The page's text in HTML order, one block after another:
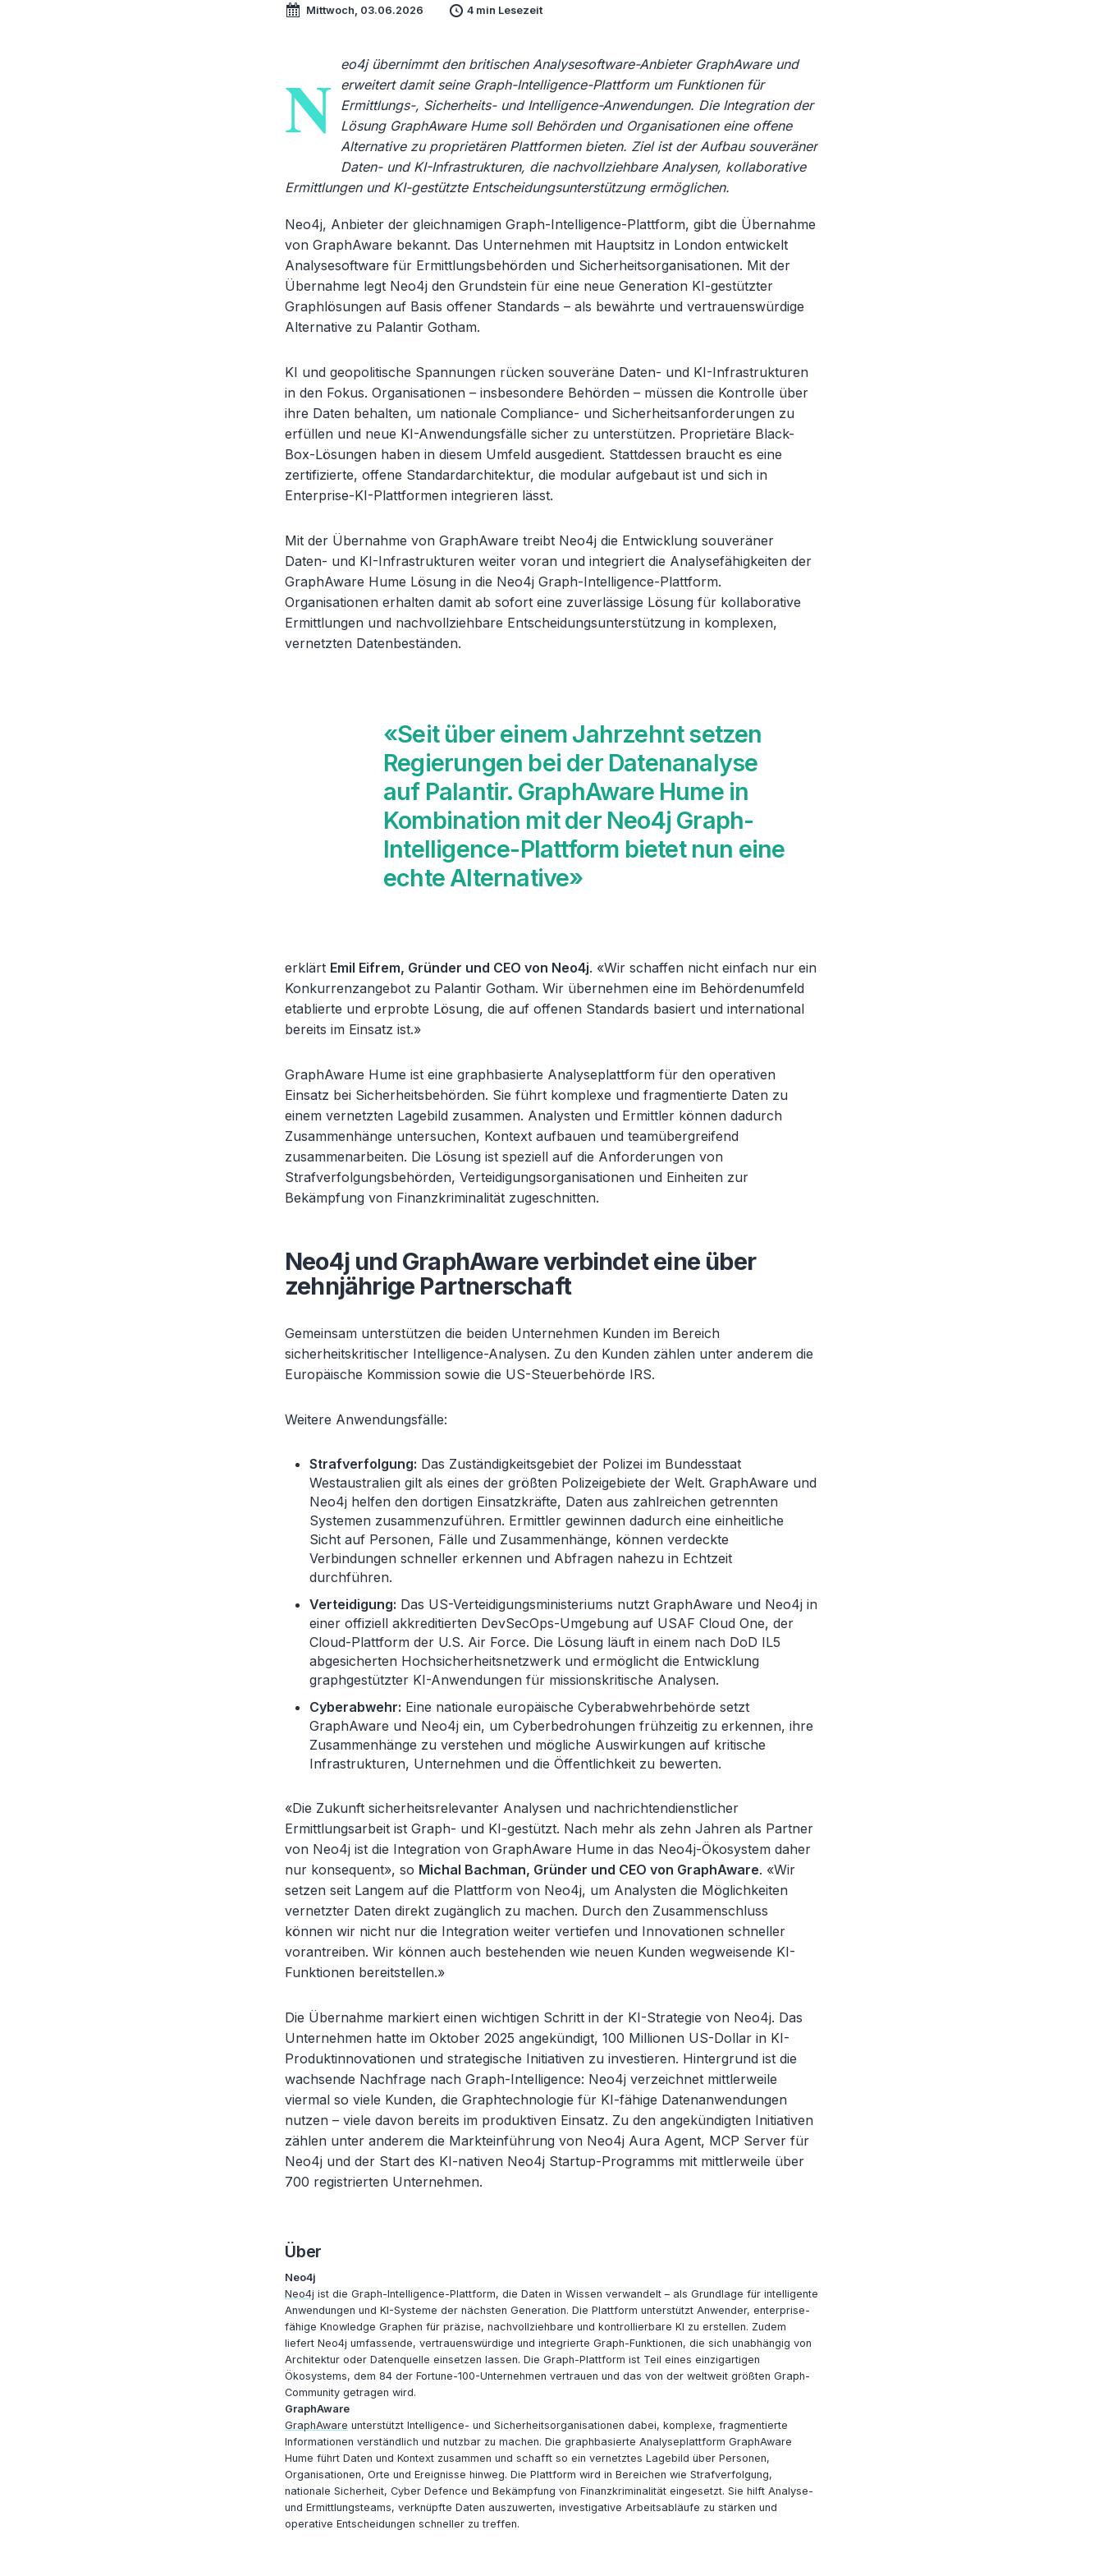
Mittwoch, 03.06.2026 4 min Lesezeit
N
eo4j übernimmt den britischen Analysesoftware-Anbieter GraphAware und
erweitert damit seine Graph-Intelligence-Plattform um Funktionen für
Ermittlungs-, Sicherheits- und Intelligence-Anwendungen. Die Integration der
Lösung GraphAware Hume soll Behörden und Organisationen eine offene
Alternative zu proprietären Plattformen bieten. Ziel ist der Aufbau souveräner
Daten- und KI-Infrastrukturen, die nachvollziehbare Analysen, kollaborative
Ermittlungen und KI-gestützte Entscheidungsunterstützung ermöglichen.
Neo4j, Anbieter der gleichnamigen Graph-Intelligence-Plattform, gibt die Übernahme
von GraphAware bekannt. Das Unternehmen mit Hauptsitz in London entwickelt
Analysesoftware für Ermittlungsbehörden und Sicherheitsorganisationen. Mit der
Übernahme legt Neo4j den Grundstein für eine neue Generation KI-gestützter
Graphlösungen auf Basis offener Standards – als bewährte und vertrauenswürdige
Alternative zu Palantir Gotham.
KI und geopolitische Spannungen rücken souveräne Daten- und KI-Infrastrukturen
in den Fokus. Organisationen – insbesondere Behörden – müssen die Kontrolle über
ihre Daten behalten, um nationale Compliance- und Sicherheitsanforderungen zu
erfüllen und neue KI-Anwendungsfälle sicher zu unterstützen. Proprietäre Black-
Box-Lösungen haben in diesem Umfeld ausgedient. Stattdessen braucht es eine
zertifizierte, offene Standardarchitektur, die modular aufgebaut ist und sich in
Enterprise-KI-Plattformen integrieren lässt.
Mit der Übernahme von GraphAware treibt Neo4j die Entwicklung souveräner
Daten- und KI-Infrastrukturen weiter voran und integriert die Analysefähigkeiten der
GraphAware Hume Lösung in die Neo4j Graph-Intelligence-Plattform.
Organisationen erhalten damit ab sofort eine zuverlässige Lösung für kollaborative
Ermittlungen und nachvollziehbare Entscheidungsunterstützung in komplexen,
vernetzten Datenbeständen.
«Seit über einem Jahrzehnt setzen
Regierungen bei der Datenanalyse
auf Palantir. GraphAware Hume in
Kombination mit der Neo4j Graph-
Intelligence-Plattform bietet nun eine
echte Alternative»
erklärt Emil Eifrem, Gründer und CEO von Neo4j. «Wir schaffen nicht einfach nur ein
Konkurrenzangebot zu Palantir Gotham. Wir übernehmen eine im Behördenumfeld
etablierte und erprobte Lösung, die auf offenen Standards basiert und international
bereits im Einsatz ist.»
GraphAware Hume ist eine graphbasierte Analyseplattform für den operativen
Einsatz bei Sicherheitsbehörden. Sie führt komplexe und fragmentierte Daten zu
einem vernetzten Lagebild zusammen. Analysten und Ermittler können dadurch
Zusammenhänge untersuchen, Kontext aufbauen und teamübergreifend
zusammenarbeiten. Die Lösung ist speziell auf die Anforderungen von
Strafverfolgungsbehörden, Verteidigungsorganisationen und Einheiten zur
Bekämpfung von Finanzkriminalität zugeschnitten.
Neo4j und GraphAware verbindet eine über
zehnjährige Partnerschaft
Gemeinsam unterstützen die beiden Unternehmen Kunden im Bereich
sicherheitskritischer Intelligence-Analysen. Zu den Kunden zählen unter anderem die
Europäische Kommission sowie die US-Steuerbehörde IRS.
Weitere Anwendungsfälle:
Strafverfolgung: Das Zuständigkeitsgebiet der Polizei im Bundesstaat
Westaustralien gilt als eines der größten Polizeigebiete der Welt. GraphAware und
Neo4j helfen den dortigen Einsatzkräfte, Daten aus zahlreichen getrennten
Systemen zusammenzuführen. Ermittler gewinnen dadurch eine einheitliche
Sicht auf Personen, Fälle und Zusammenhänge, können verdeckte
Verbindungen schneller erkennen und Abfragen nahezu in Echtzeit
durchführen.
Verteidigung: Das US-Verteidigungsministeriums nutzt GraphAware und Neo4j in
einer offiziell akkreditierten DevSecOps-Umgebung auf USAF Cloud One, der
Cloud-Plattform der U.S. Air Force. Die Lösung läuft in einem nach DoD IL5
abgesicherten Hochsicherheitsnetzwerk und ermöglicht die Entwicklung
graphgestützter KI-Anwendungen für missionskritische Analysen.
Cyberabwehr: Eine nationale europäische Cyberabwehrbehörde setzt
GraphAware und Neo4j ein, um Cyberbedrohungen frühzeitig zu erkennen, ihre
Zusammenhänge zu verstehen und mögliche Auswirkungen auf kritische
Infrastrukturen, Unternehmen und die Öffentlichkeit zu bewerten.
«Die Zukunft sicherheitsrelevanter Analysen und nachrichtendienstlicher
Ermittlungsarbeit ist Graph- und KI-gestützt. Nach mehr als zehn Jahren als Partner
von Neo4j ist die Integration von GraphAware Hume in das Neo4j-Ökosystem daher
nur konsequent», so Michal Bachman, Gründer und CEO von GraphAware. «Wir
setzen seit Langem auf die Plattform von Neo4j, um Analysten die Möglichkeiten
vernetzter Daten direkt zugänglich zu machen. Durch den Zusammenschluss
können wir nicht nur die Integration weiter vertiefen und Innovationen schneller
vorantreiben. Wir können auch bestehenden wie neuen Kunden wegweisende KI-
Funktionen bereitstellen.»
Die Übernahme markiert einen wichtigen Schritt in der KI-Strategie von Neo4j. Das
Unternehmen hatte im Oktober 2025 angekündigt, 100 Millionen US-Dollar in KI-
Produktinnovationen und strategische Initiativen zu investieren. Hintergrund ist die
wachsende Nachfrage nach Graph-Intelligence: Neo4j verzeichnet mittlerweile
viermal so viele Kunden, die Graphtechnologie für KI-fähige Datenanwendungen
nutzen – viele davon bereits im produktiven Einsatz. Zu den angekündigten Initiativen
zählen unter anderem die Markteinführung von Neo4j Aura Agent, MCP Server für
Neo4j und der Start des KI-nativen Neo4j Startup-Programms mit mittlerweile über
700 registrierten Unternehmen.
Über
Neo4j
Neo4j ist die Graph-Intelligence-Plattform, die Daten in Wissen verwandelt – als Grundlage für intelligente
Anwendungen und KI-Systeme der nächsten Generation. Die Plattform unterstützt Anwender, enterprise-
fähige Knowledge Graphen für präzise, nachvollziehbare und kontrollierbare KI zu erstellen. Zudem
liefert Neo4j umfassende, vertrauenswürdige und integrierte Graph-Funktionen, die sich unabhängig von
Architektur oder Datenquelle einsetzen lassen. Die Graph-Plattform ist Teil eines einzigartigen
Ökosystems, dem 84 der Fortune-100-Unternehmen vertrauen und das von der weltweit größten Graph-
Community getragen wird.
GraphAware
GraphAware unterstützt Intelligence- und Sicherheitsorganisationen dabei, komplexe, fragmentierte
Informationen verständlich und nutzbar zu machen. Die graphbasierte Analyseplattform GraphAware
Hume führt Daten und Kontext zusammen und schafft so ein vernetztes Lagebild über Personen,
Organisationen, Orte und Ereignisse hinweg. Die Plattform wird in Bereichen wie Strafverfolgung,
nationale Sicherheit, Cyber Defence und Bekämpfung von Finanzkriminalität eingesetzt. Sie hilft Analyse-
und Ermittlungsteams, verknüpfte Daten auszuwerten, investigative Arbeitsabläufe zu stärken und
operative Entscheidungen schneller zu treffen.